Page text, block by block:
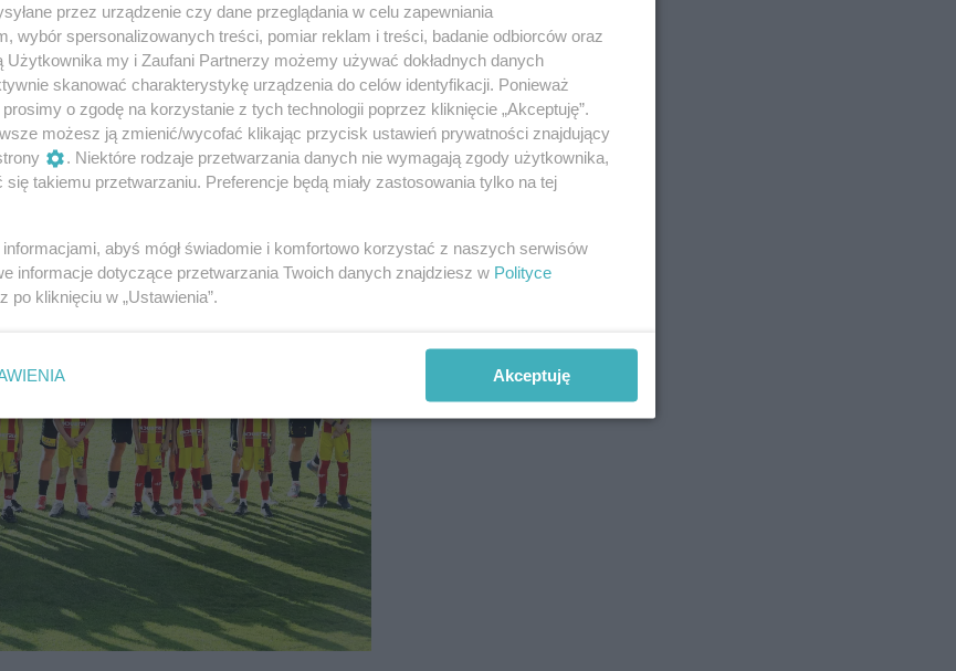
przez urządzenie czy dane przeglądania w celu zapewniania
wybór spersonalizowanych treści, pomiar reklam i treści, badanie odbiorców oraz
Użytkownika my i Zaufani Partnerzy możemy używać dokładnych danych
skanować charakterystykę urządzenia do celów identyfikacji. Ponieważ
o zgodę na korzystanie z tych technologii poprzez kliknięcie „Akceptuję”.
możesz ją zmienić/wycofać klikając przycisk ustawień prywatności znajdujący
. Niektóre rodzaje przetwarzania danych nie wymagają zgody użytkownika,
takiemu przetwarzaniu. Preferencje będą miały zastosowania tylko na tej
abyś mógł świadomie i komfortowo korzystać z naszych serwisów
informacje dotyczące przetwarzania Twoich danych znajdziesz w Polityce
po kliknięciu w „Ustawienia”.
Akceptuję